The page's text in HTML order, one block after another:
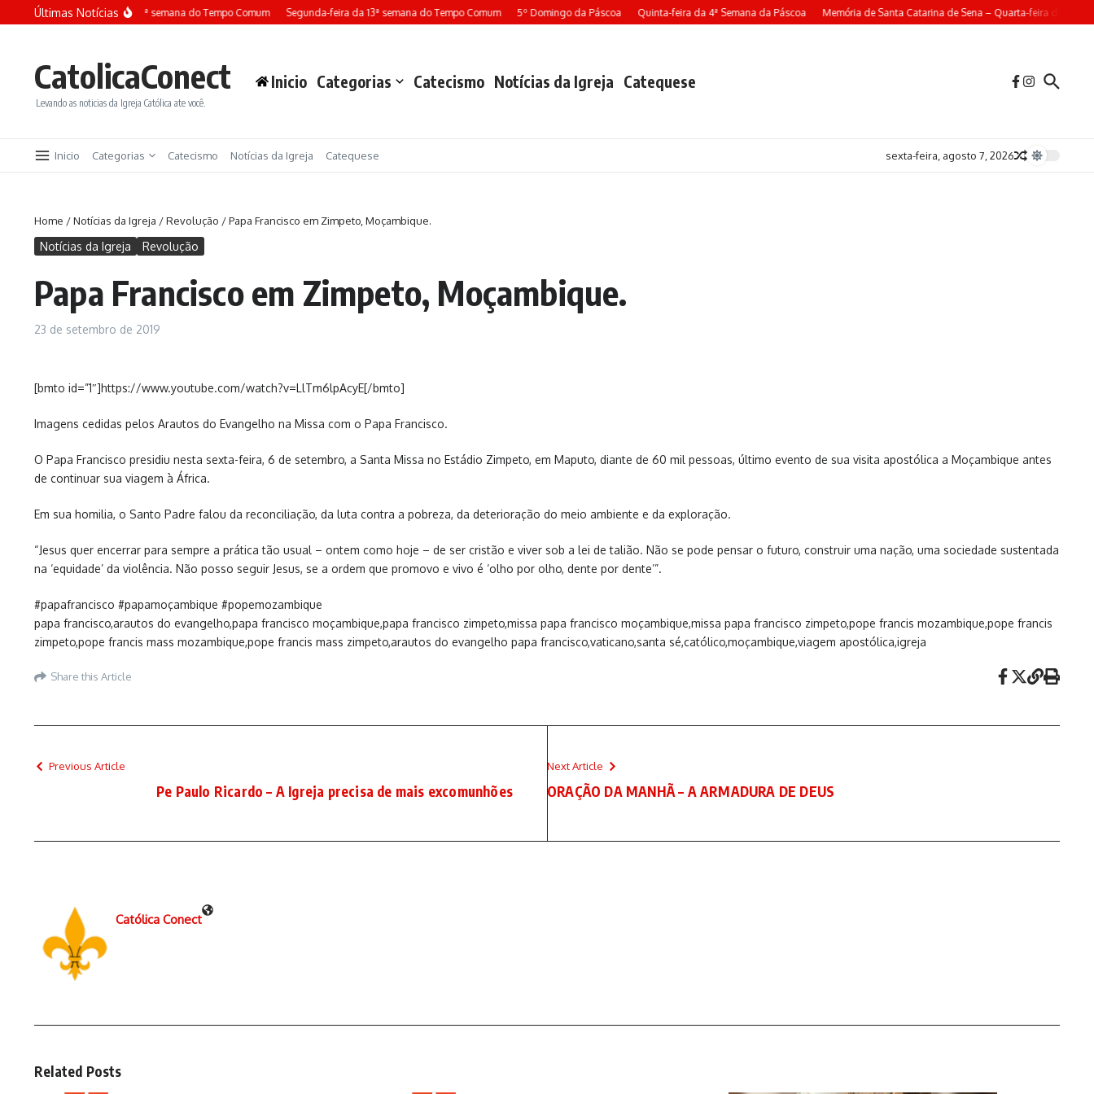
Ir para o conteúdo
Últimas Notícias
Terça-feira da 13ª semana do Tempo Comum Segunda-feira da 13ª semana do Tempo Comum 5º Domingo da Páscoa Quinta-feira da 4ª Semana da Páscoa Memória de Santa Catarina de Sena – Quarta-feira da 4ª
CatolicaConect
Levando as noticias da Igreja Católica ate você.
Inicio Categorias Catecismo Notícias da Igreja Catequese
Inicio Categorias Catecismo Notícias da Igreja Catequese sexta-feira, agosto 7, 2026
Home /Notícias da Igreja /Revolução /Papa Francisco em Zimpeto, Moçambique.
Notícias da Igreja Revolução
Papa Francisco em Zimpeto, Moçambique.
23 de setembro de 2019
[bmto id=”1″]https://www.youtube.com/watch?v=LlTm6lpAcyE[/bmto]
Imagens cedidas pelos Arautos do Evangelho na Missa com o Papa Francisco.
O Papa Francisco presidiu nesta sexta-feira, 6 de setembro, a Santa Missa no Estádio Zimpeto, em Maputo, diante de 60 mil pessoas, último evento de sua visita apostólica a Moçambique antes
de continuar sua viagem à África.
Em sua homilia, o Santo Padre falou da reconciliação, da luta contra a pobreza, da deterioração do meio ambiente e da exploração.
“Jesus quer encerrar para sempre a prática tão usual – ontem como hoje – de ser cristão e viver sob a lei de talião. Não se pode pensar o futuro, construir uma nação, uma sociedade sustentada
na ‘equidade’ da violência. Não posso seguir Jesus, se a ordem que promovo e vivo é ‘olho por olho, dente por dente’”.
#papafrancisco #papamoçambique #popemozambique
papa francisco,arautos do evangelho,papa francisco moçambique,papa francisco zimpeto,missa papa francisco moçambique,missa papa francisco zimpeto,pope francis mozambique,pope francis
zimpeto,pope francis mass mozambique,pope francis mass zimpeto,arautos do evangelho papa francisco,vaticano,santa sé,católico,moçambique,viagem apostólica,igreja
Share this Article
Previous Article
Pe Paulo Ricardo – A Igreja precisa de mais excomunhões
Next Article
ORAÇÃO DA MANHÃ – A ARMADURA DE DEUS
Católica Conect
Related Posts